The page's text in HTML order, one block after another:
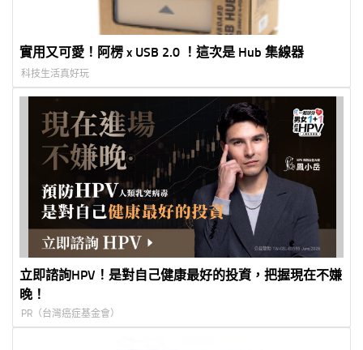
實用又可愛！阿楞 x USB 2.0 ！這次是 Hub 集線器
科技生活真好玩
立即諮詢HPV！是對自己健康最好的投資，把握現在不嫌
晚！
PR（台灣癌症基金會）